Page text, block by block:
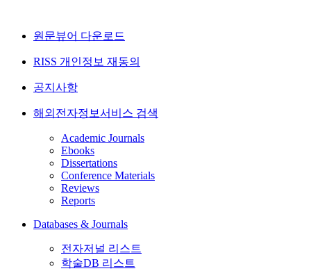
원문뷰어 다운로드
RISS 개인정보 재동의
공지사항
해외전자정보서비스 검색
Academic Journals
Ebooks
Dissertations
Conference Materials
Reviews
Reports
Databases & Journals
전자저널 리스트
학술DB 리스트